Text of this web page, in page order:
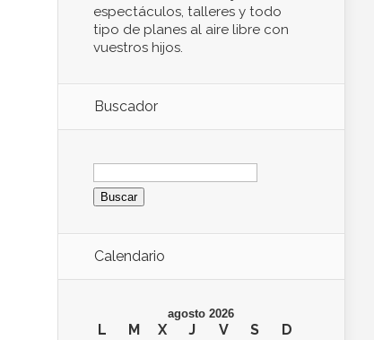
espectáculos, talleres y todo
tipo de planes al aire libre con
vuestros hijos.
Buscador
Buscar:
Calendario
agosto 2026
L M X J V S D